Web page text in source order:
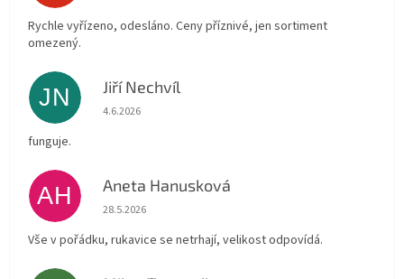
Rychle vyřízeno, odesláno. Ceny příznivé, jen sortiment
omezený.
JN Jiří Nechvíl
Hodnocení obchodu je 5 z 5 hvězdiček.
4.6.2026
funguje.
AH Aneta Hanusková
Hodnocení obchodu je 5 z 5 hvězdiček.
28.5.2026
Vše v pořádku, rukavice se netrhají, velikost odpovídá.